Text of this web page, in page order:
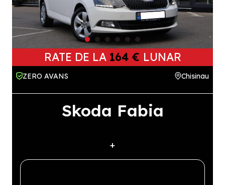
RATE DE LA 164 € LUNAR
ZERO AVANS Chisinau
Skoda Fabia
+